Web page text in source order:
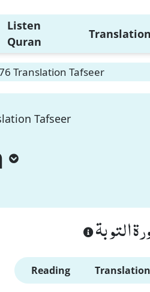
Listen
Quran
Translation
Translation Tafseer
Tafseer
التوبة
Reading Translation